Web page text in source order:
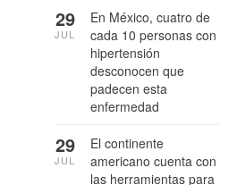
En México, cuatro de
cada 10 personas con
hipertensión
desconocen que
padecen esta
enfermedad
29
JUL
El continente
americano cuenta con
las herramientas para
29
JUL